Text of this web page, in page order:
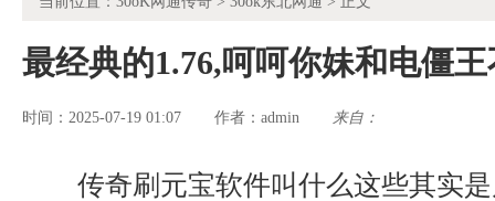
最经典的1.76,呵呵你妹和电僵
时间：2025-07-19 01:07 作者： admin 来自：
传奇刷元宝软件叫什么这些其实